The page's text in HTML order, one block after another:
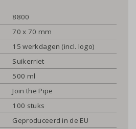
8800
70 x 70 mm
15 werkdagen (incl. logo)
Suikerriet
500 ml
Join the Pipe
100 stuks
Geproduceerd in de EU